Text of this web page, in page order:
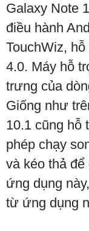
Galaxy Note
điều hành
TouchWiz,
4.0. Máy hỗ
trưng của
Giống như
10.1 cũng hỗ
phép chạy
và kéo thả
ứng dụng
từ ứng dụng